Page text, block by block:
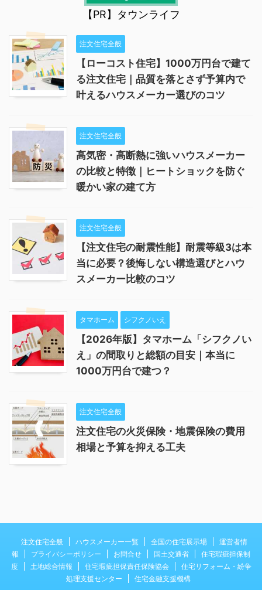
【PR】タウンライフ
注文住宅全般
【ローコスト住宅】1000万円台で建て
る注文住宅｜品質を落とさず予算内で
叶えるハウスメーカー選びのコツ
注文住宅全般
高気密・高断熱に強いハウスメーカー
の比較と特徴｜ヒートショックを防ぐ
暖かい家の建て方
注文住宅全般
【注文住宅の耐震性能】耐震等級3は本
当に必要？後悔しない構造選びとハウ
スメーカー比較のコツ
タマホーム シフクノいえ
【2026年版】タマホーム「シフクノい
え」の間取りと総額の目安｜本当に
1000万円台で建つ？
注文住宅全般
注文住宅の火災保険・地震保険の費用
相場と予算を抑える工夫
注文住宅全般 ハウスメーカー一覧 全国の住宅展示場
運営者情
報
プライバシーポリシー お問合せ 国土交通省
住宅瑕疵担保制
度
土地総合情報 住宅瑕疵担保責任保険協会
住宅リフォーム・紛争
処理支援センター
住宅金融支援機構